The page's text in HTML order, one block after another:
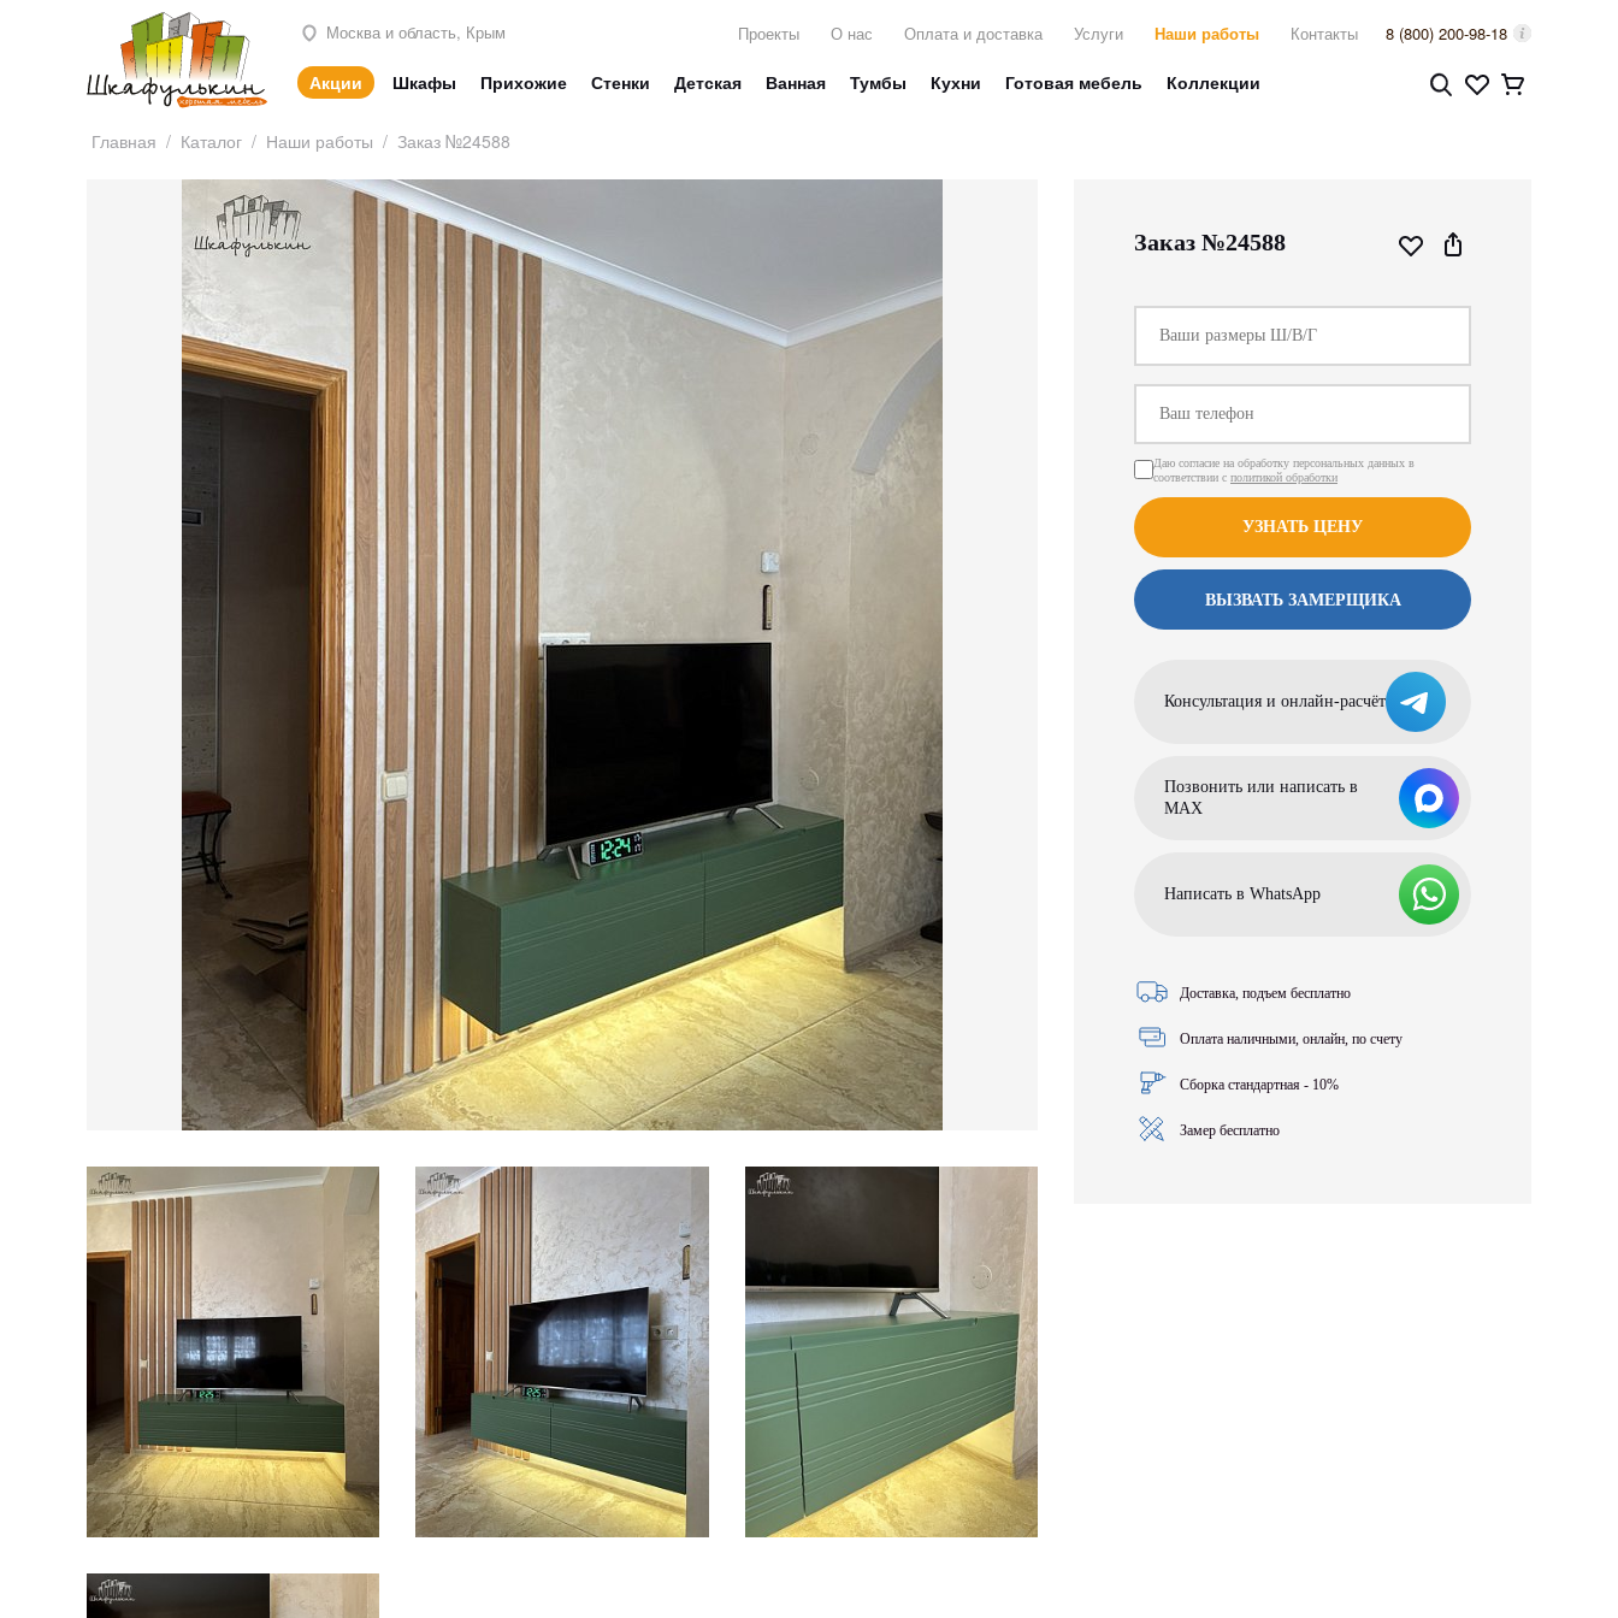
Москва и область, Крым Проекты О нас Оплата и доставка Услуги Наши работы Контакты 8 (800) 200-98-18
Акции Шкафы Прихожие Стенки Детская Ванная Тумбы Кухни Готовая мебель Коллекции
Главная / Каталог / Наши работы / Заказ №24588
Заказ №24588
Даю согласие на обработку персональных данных в
соответствии с политикой обработки
УЗНАТЬ ЦЕНУ
ВЫЗВАТЬ ЗАМЕРЩИКА
Консультация и онлайн-расчёт
Позвонить или написать в
МАХ
Написать в WhatsApp
Доставка, подъем бесплатно
Оплата наличными, онлайн, по счету
Сборка стандартная - 10%
Замер бесплатно